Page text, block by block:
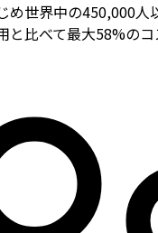
め世界中の450,000人
と比べて最大58%の